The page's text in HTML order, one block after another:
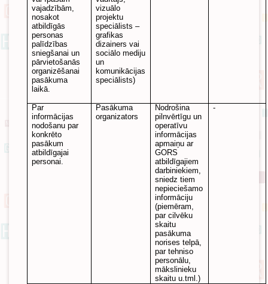
vajadzībām,
nosakot
atbildīgās
personas
palīdzības
sniegšanai un
pārvietošanās
organizēšanai
pasākuma
laikā.
vizuālo
projektu
speciālists –
grafikas
dizainers vai
sociālo mediju
un
komunikācijas
speciālists)
Par
informācijas
nodošanu par
konkrēto
pasākum
atbildīgajai
personai.
Pasākuma
organizators
Nodrošina
pilnvērtīgu un
operatīvu
informācijas
apmaiņu ar
GORS
atbildīgajiem
darbiniekiem,
sniedz tiem
nepieciešamo
informāciju
(piemēram,
par cilvēku
skaitu
pasākuma
norises telpā,
par tehniso
personālu,
mākslinieku
skaitu u.tml.)
-